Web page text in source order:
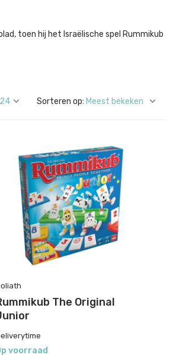
toen hij het Israëlische spel Rummikub
Sorteren op:
The Original
voorraad